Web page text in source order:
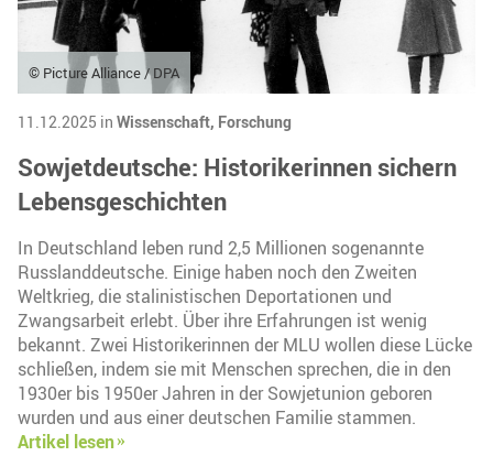
© Picture Alliance / DPA
11.12.2025 in Wissenschaft, Forschung
Sowjetdeutsche: Historikerinnen sichern
Lebensgeschichten
In Deutschland leben rund 2,5 Millionen sogenannte
Russlanddeutsche. Einige haben noch den Zweiten
Weltkrieg, die stalinistischen Deportationen und
Zwangsarbeit erlebt. Über ihre Erfahrungen ist wenig
bekannt. Zwei Historikerinnen der MLU wollen diese Lücke
schließen, indem sie mit Menschen sprechen, die in den
1930er bis 1950er Jahren in der Sowjetunion geboren
wurden und aus einer deutschen Familie stammen.
Artikel lesen